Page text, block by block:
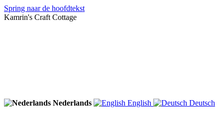
Spring naar de hoofdtekst
Kamrin's Craft Cottage
Nederlands English Deutsch